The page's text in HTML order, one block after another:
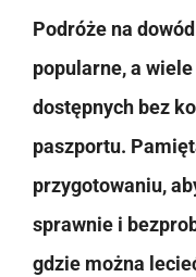
Podróże na
popularne, a
dostępnych bez
paszportu.
przygotowaniu,
sprawnie i
gdzie można